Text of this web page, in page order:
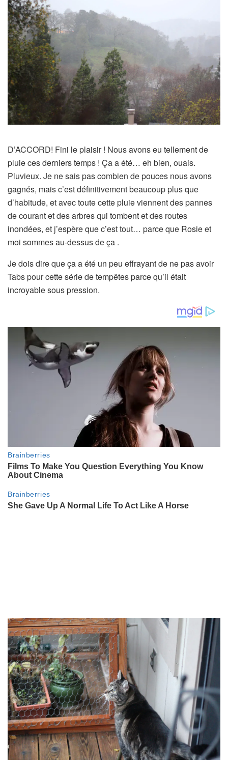
D’ACCORD! Fini le plaisir ! Nous avons eu tellement de
pluie ces derniers temps ! Ça a été… eh bien, ouais.
Pluvieux. Je ne sais pas combien de pouces nous avons
gagnés, mais c’est définitivement beaucoup plus que
d’habitude, et avec toute cette pluie viennent des pannes
de courant et des arbres qui tombent et des routes
inondées, et j’espère que c’est tout… parce que Rosie et
moi sommes au-dessus de ça .
Je dois dire que ça a été un peu effrayant de ne pas avoir
Tabs pour cette série de tempêtes parce qu’il était
incroyable sous pression.